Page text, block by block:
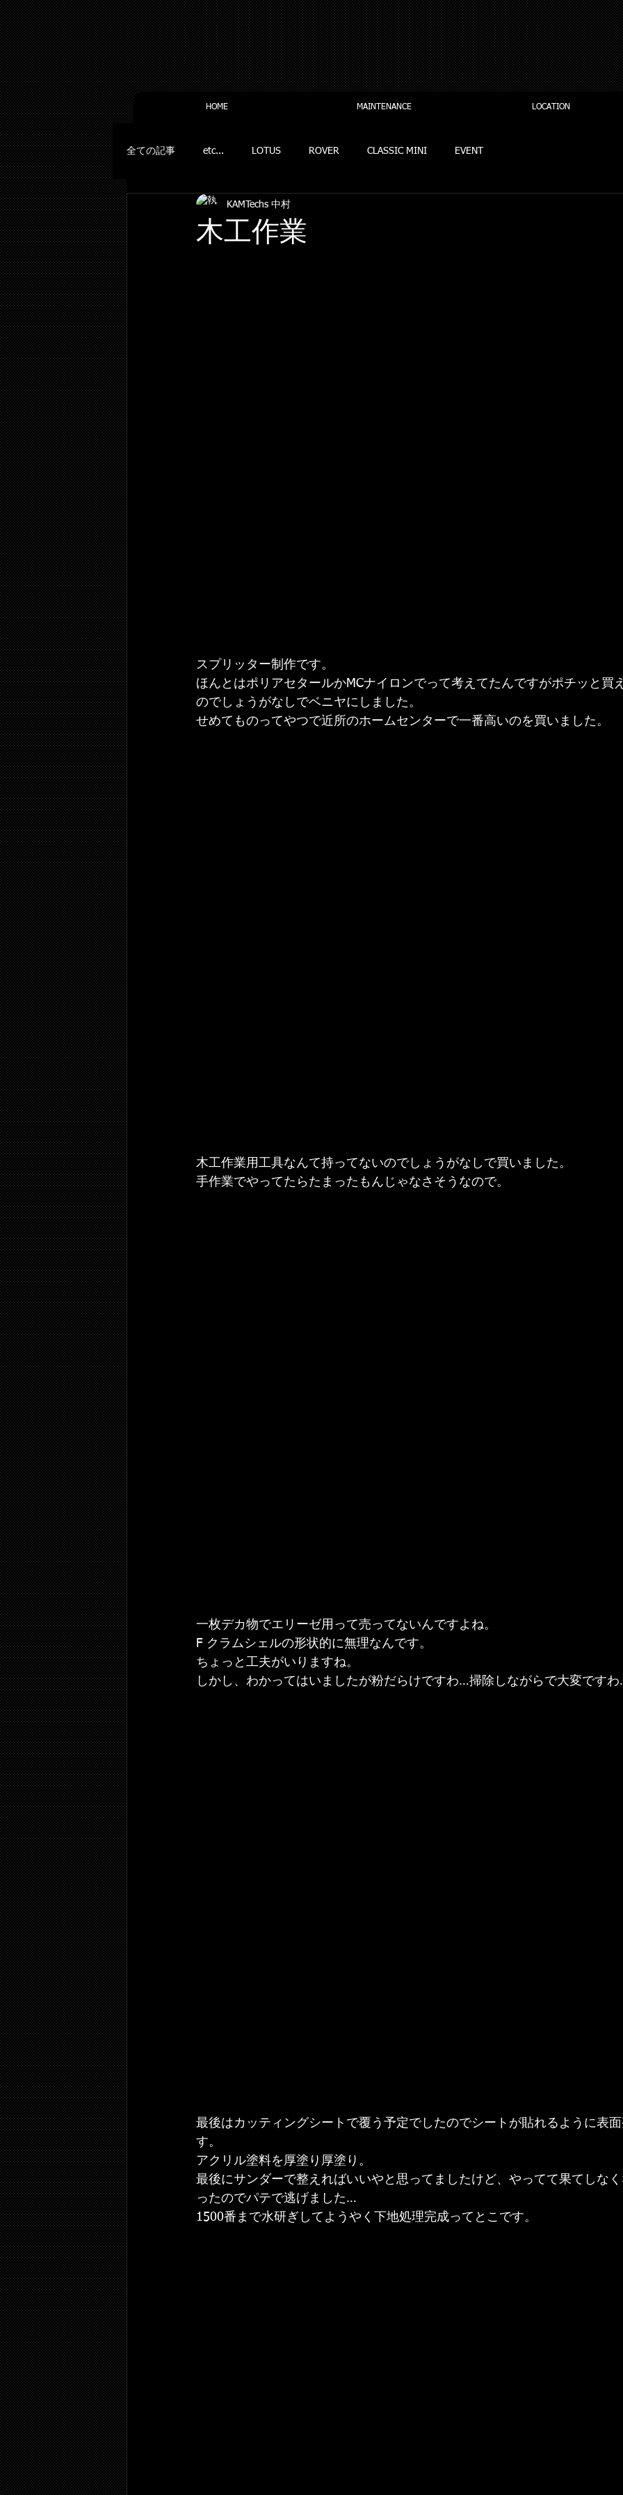
HOME MAINTENANCE LOCATION
全ての記事 etc... LOTUS ROVER CLASSIC MINI EVENT
木工作業
KAMTechs 中村
スプリッター制作です。
ほんとはポリアセタールかMCナイロンでって考えてたんですがポチッと買
のでしょうがなしでベニヤにしました。
せめてものってやつで近所のホームセンターで一番高いのを買いました。
木工作業用工具なんて持ってないのでしょうがなしで買いました。
手作業でやってたらたまったもんじゃなさそうなので。
一枚デカ物でエリーゼ用って売ってないんですよね。
F クラムシェルの形状的に無理なんです。
ちょっと工夫がいりますね。
しかし、わかってはいましたが粉だらけですわ…掃除しながらで大変です
最後はカッティングシートで覆う予定でしたのでシートが貼れるように表
す。
アクリル塗料を厚塗り厚塗り。
最後にサンダーで整えればいいやと思ってましたけど、やってて果てしな
ったのでパテで逃げました…
1500番まで水研ぎしてようやく下地処理完成ってとこです。